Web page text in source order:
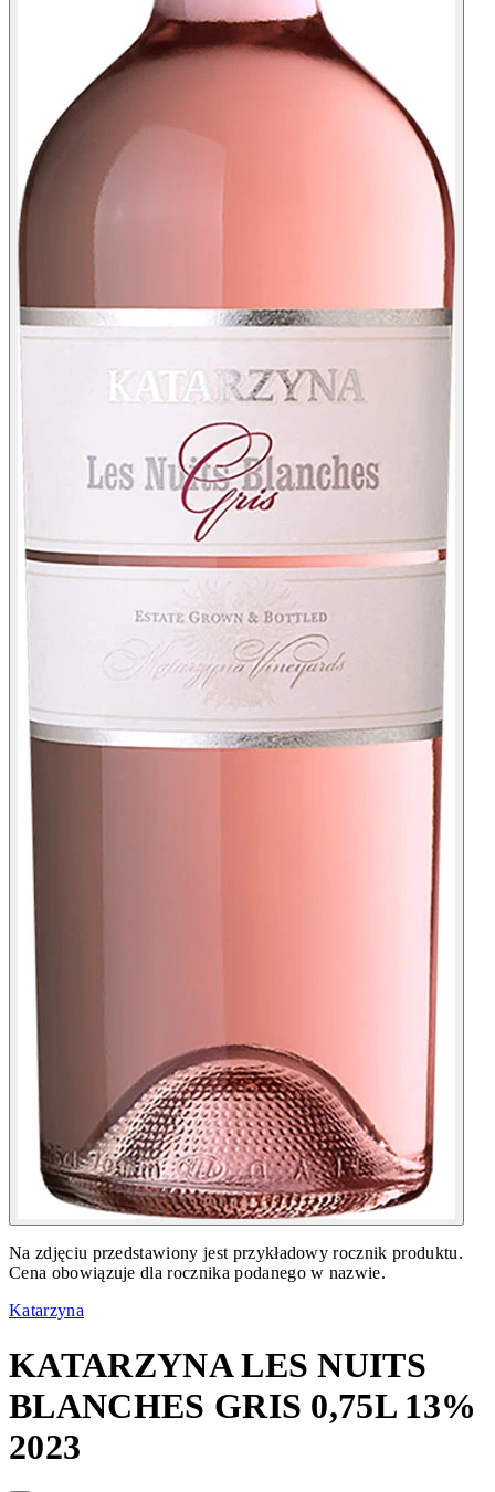
Na zdjęciu przedstawiony jest przykładowy rocznik produktu.
Cena obowiązuje dla rocznika podanego w nazwie.
Katarzyna
KATARZYNA LES NUITS
BLANCHES GRIS 0,75L 13%
2023